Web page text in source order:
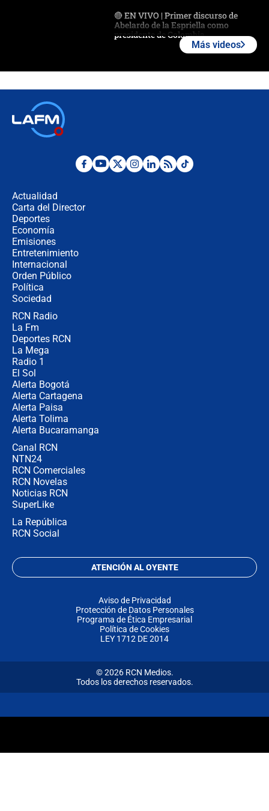
🔴 EN VIVO | Primer discurso de
Abelardo de la Espriella como
presidente de Colombia
Desde dermatitis hasta infecciones:
Más videos
Actualidad
Carta del Director
Deportes
Economía
Emisiones
Entretenimiento
Internacional
Orden Público
Política
Sociedad
RCN Radio
La Fm
Deportes RCN
La Mega
Radio 1
El Sol
Alerta Bogotá
Alerta Cartagena
Alerta Paisa
Alerta Tolima
Alerta Bucaramanga
Canal RCN
NTN24
RCN Comerciales
RCN Novelas
Noticias RCN
SuperLike
La República
RCN Social
ATENCIÓN AL OYENTE
Aviso de Privacidad
Protección de Datos Personales
Programa de Ética Empresarial
Política de Cookies
LEY 1712 DE 2014
© 2026 RCN Medios.
Todos los derechos reservados.